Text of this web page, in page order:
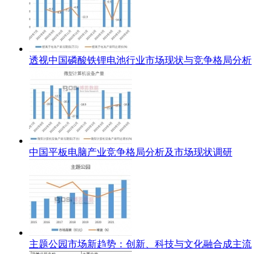
透视中国磷酸铁锂电池行业市场现状与竞争格局分析
中国平板电脑产业竞争格局分析及市场现状调研
主题公园市场新趋势：创新、科技与文化融合成主流